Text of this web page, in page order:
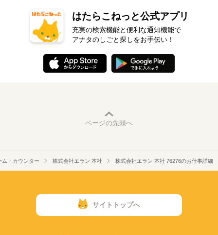
はたらこねっと公式アプリ
充実の検索機能と便利な通知機能で
アナタのしごと探しをお手伝い！
ページの先頭へ
ム・カウンター 株式会社エラン 本社 株式会社エラン 本社 76276のお仕事詳細
サイトトップへ